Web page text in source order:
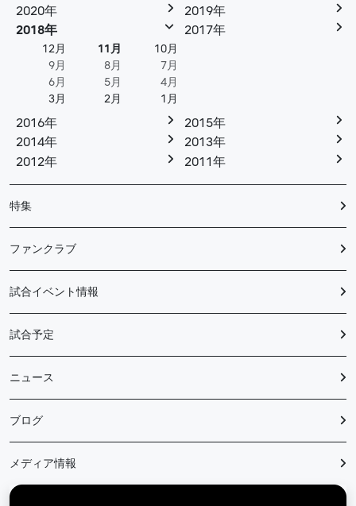
2020年
2019年
2018年
12月 11月
10月
9月
8月
7月
6月
5月
4月
3月
2月 1月
2017年
2016年
2015年
2014年
2013年
2012年
2011年
特集
ファンクラブ
試合イベント情報
試合予定
ニュース
ブログ
メディア情報